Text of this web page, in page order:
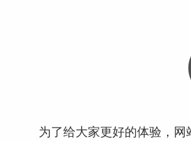
为了给大家更好的体验，